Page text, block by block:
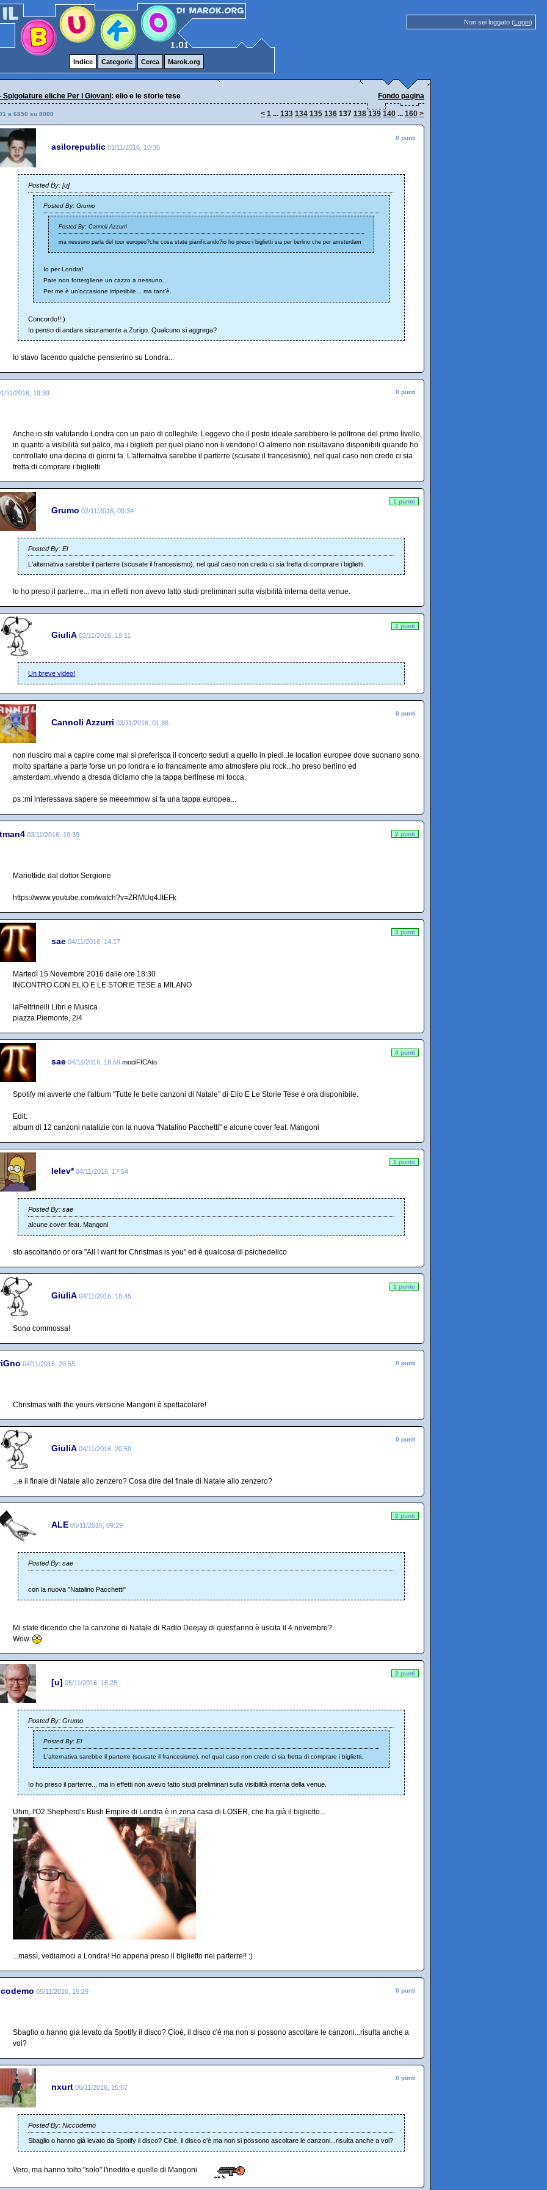
Non sei loggato (Login)
Indice Categorie Cerca Marok.org
Spigolature eliche Per I Giovani: elio e le storie tese Fondo pagina
a 6850 su 8000 < 1 ... 133 134 135 136 137 138 139 140 ... 160 >
asilorepublic 01/11/2016, 10:35
0 punti
Posted By: [u]
Posted By: Grumo
Posted By: Cannoli Azzurri
ma nessuno parla del tour europeo?che cosa state pianificando?io ho preso i biglietti sia per berlino che per amsterdam
Io per Londra!
Pare non fottergliene un cazzo a nessuno...
Per me è un'occasione irripetibile... ma tant'è.
Concordo!!:)
Io penso di andare sicuramente a Zurigo. Qualcuno si aggrega?
Io stavo facendo qualche pensierino su Londra...
11/2016, 19:39 0 punti
Anche io sto valutando Londra con un paio di colleghi/e. Leggevo che il posto ideale sarebbero le poltrone del primo livello,
in quanto a visibilità sul palco, ma i biglietti per quel piano non li vendono! O almeno non risultavano disponibili quando ho
controllato una decina di giorni fa. L'alternativa sarebbe il parterre (scusate il francesismo), nel qual caso non credo ci sia
fretta di comprare i biglietti.
Grumo 02/11/2016, 09:34
1 punto
Posted By: El
L'alternativa sarebbe il parterre (scusate il francesismo), nel qual caso non credo ci sia fretta di comprare i biglietti.
Io ho preso il parterre... ma in effetti non avevo fatto studi preliminari sulla visibilità interna della venue.
GiuliA 02/11/2016, 19:11
2 punti
Un breve video!
Cannoli Azzurri 03/11/2016, 01:36
0 punti
non riusciro mai a capire come mai si preferisca il concerto seduti a quello in piedi..le location europee dove suonano sono
molto spartane a parte forse un po londra e io francamente amo atmosfere piu rock...ho preso berlino ed
amsterdam..vivendo a dresda diciamo che la tappa berlinese mi tocca.
ps :mi interessava sapere se meeemmow si fa una tappa europea...
03/11/2016, 19:39 2 punti
Mariottide dal dottor Sergione
https://www.youtube.com/watch?v=ZRMUq4JtEFk
sae 04/11/2016, 14:17
3 punti
Martedì 15 Novembre 2016 dalle ore 18:30
INCONTRO CON ELIO E LE STORIE TESE a MILANO
laFeltrinelli Libri e Musica
piazza Piemonte, 2/4
sae 04/11/2016, 16:59 modiFICAto
4 punti
Spotify mi avverte che l'album "Tutte le belle canzoni di Natale" di Elio E Le Storie Tese è ora disponibile.
Edit:
album di 12 canzoni natalizie con la nuova "Natalino Pacchetti" e alcune cover feat. Mangoni
lelev* 04/11/2016, 17:54
1 punto
Posted By: sae
alcune cover feat. Mangoni
sto ascoltando or ora "All I want for Christmas is you" ed è qualcosa di psichedelico
GiuliA 04/11/2016, 18:45
1 punto
Sono commossa!
04/11/2016, 20:55 0 punti
Christmas with the yours versione Mangoni è spettacolare!
GiuliA 04/11/2016, 20:59
0 punti
...e il finale di Natale allo zenzero? Cosa dire del finale di Natale allo zenzero?
ALE 05/11/2016, 09:29
2 punti
Posted By: sae
con la nuova "Natalino Pacchetti"
Mi state dicendo che la canzone di Natale di Radio Deejay di quest'anno è uscita il 4 novembre?
Wow.
[u] 05/11/2016, 15:25
2 punti
Posted By: Grumo
Posted By: El
L'alternativa sarebbe il parterre (scusate il francesismo), nel qual caso non credo ci sia fretta di comprare i biglietti.
Io ho preso il parterre... ma in effetti non avevo fatto studi preliminari sulla visibilità interna della venue.
Uhm, l'O2 Shepherd's Bush Empire di Londra è in zona casa di LOSER, che ha già il biglietto...
...massì, vediamoci a Londra! Ho appena preso il biglietto nel parterre!! :)
05/11/2016, 15:29 0 punti
Sbaglio o hanno già levato da Spotify il disco? Cioè, il disco c'è ma non si possono ascoltare le canzoni...risulta anche a
voi?
nxurt 05/11/2016, 15:57
0 punti
Posted By: Niccodemo
Sbaglio o hanno già levato da Spotify il disco? Cioè, il disco c'è ma non si possono ascoltare le canzoni...risulta anche a voi?
Vero, ma hanno tolto "solo" l'inedito e quelle di Mangoni